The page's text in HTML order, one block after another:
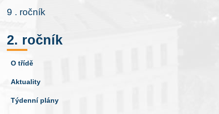
9 . ročník
2. ročník
O třídě
Aktuality
Týdenní plány